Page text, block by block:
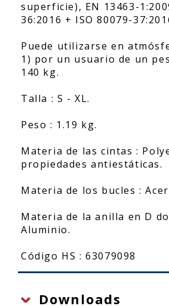
superficie), EN 13463-
36:2016 + ISO 80079-
Puede utilizarse en
1) por un usuario de un
140 kg.
Talla : S - XL.
Peso : 1.19 kg.
Materia de las cintas :
propiedades antiestáticas.
Materia de los bucles :
Materia de la anilla en D
Aluminio.
Código HS : 63079098
Downloads